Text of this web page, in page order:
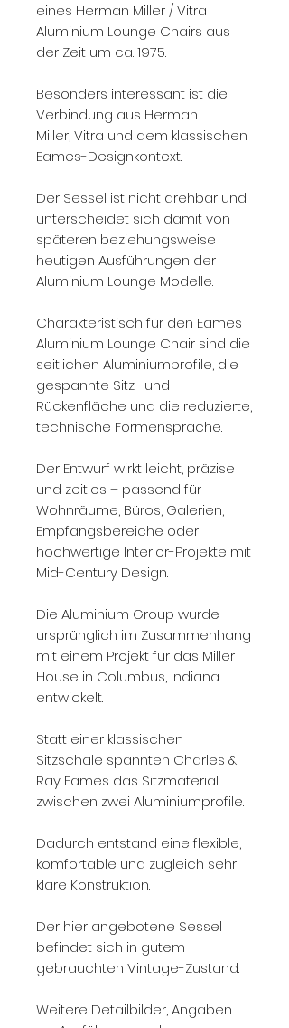
eines Herman Miller / Vitra
Aluminium Lounge Chairs aus
der Zeit um ca. 1975.
Besonders interessant ist die
Verbindung aus Herman
Miller, Vitra und dem klassischen
Eames-Designkontext.
Der Sessel ist nicht drehbar und
unterscheidet sich damit von
späteren beziehungsweise
heutigen Ausführungen der
Aluminium Lounge Modelle.
Charakteristisch für den Eames
Aluminium Lounge Chair sind die
seitlichen Aluminiumprofile, die
gespannte Sitz- und
Rückenfläche und die reduzierte,
technische Formensprache.
Der Entwurf wirkt leicht, präzise
und zeitlos – passend für
Wohnräume, Büros, Galerien,
Empfangsbereiche oder
hochwertige Interior-Projekte mit
Mid-Century Design.
Die Aluminium Group wurde
ursprünglich im Zusammenhang
mit einem Projekt für das Miller
House in Columbus, Indiana
entwickelt.
Statt einer klassischen
Sitzschale spannten Charles &
Ray Eames das Sitzmaterial
zwischen zwei Aluminiumprofile.
Dadurch entstand eine flexible,
komfortable und zugleich sehr
klare Konstruktion.
Der hier angebotene Sessel
befindet sich in gutem
gebrauchten Vintage-Zustand.
Weitere Detailbilder, Angaben